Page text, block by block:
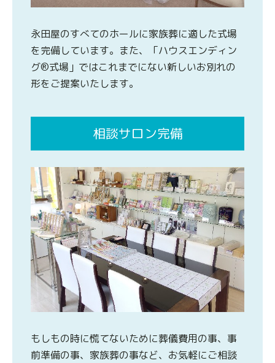
永田屋のすべてのホールに家族葬に適した式場
を完備しています。また、「ハウスエンディン
グ®式場」ではこれまでにない新しいお別れの
形をご提案いたします。
相談サロン完備
もしもの時に慌てないために葬儀費用の事、事
前準備の事、家族葬の事など、お気軽にご相談